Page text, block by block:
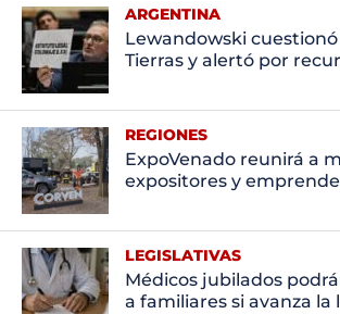
ARGENTINA
Lewandowski cuestionó
Tierras y alertó por
REGIONES
ExpoVenado reunirá a
expositores y
LEGISLATIVAS
Médicos jubilados
a familiares si avanza la